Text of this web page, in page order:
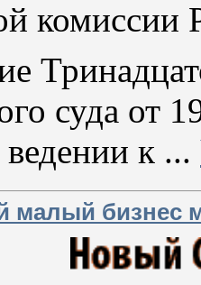
суда от
к ...
малый бизнес